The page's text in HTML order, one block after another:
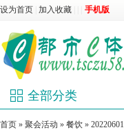
设为首页 加入收藏 手机版
全部分类
首页 » 聚会活动 » 餐饮 » 20220601